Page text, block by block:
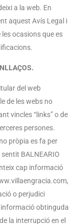
a la web. En
aquest Avís Legal i
ocasions que es
del web
de les webs no
vincles “links” o de
persones.
pròpia es fa per
BALNEARIO
cap informació
o perjudici
informació obtinguda
la interrupció en el